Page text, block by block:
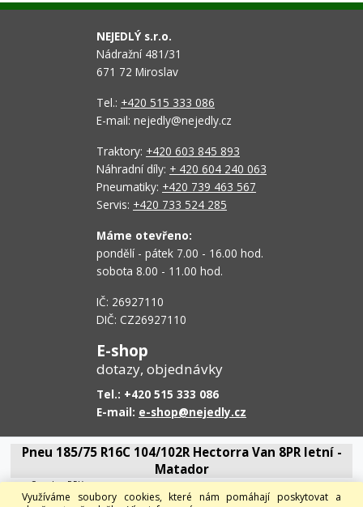
Pneu 185/75 R16C 104/102R Hectorra Van 8PR letní -
Matador
Cena bez DPH
1 871 Kč
NEJEDLÝ s.r.o.
Nádražní 481/31
671 72 Miroslav
Tel.: +420 515 333 086
E-mail: nejedly@nejedly.cz
Traktory: +420 603 845 893
Náhradní díly: + 420 604 240 063
Pneumatiky: +420 739 463 567
Servis: +420 733 524 285
Máme otevřeno:
pondělí - pátek 7.00 - 16.00 hod.
sobota 8.00 - 11.00 hod.
IČ: 26927110
DIČ: CZ26927110
E-shop
dotazy, objednávky
Tel.: +420 515 333 086
E-mail: e-shop@nejedly.cz
O firmě Nejedlý
Proč nakoupit u nás
Obchodní podmínky
Doprava
Využíváme soubory cookies, které nám pomáhají poskytovat a